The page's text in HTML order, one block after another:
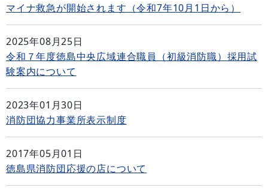
マイナ救急が開始されます（令和7年10月1日から）
2025年08月25日
令和７年度徳島中央広域連合職員（初級消防職）採用試
験案内について
2023年01月30日
消防団協力事業所表示制度
2017年05月01日
徳島県消防団応援の店について